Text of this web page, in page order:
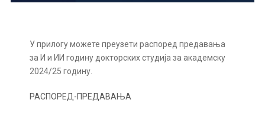
У прилогу можете преузети распоред предавања
за И и ИИ годину докторских студија за академску
2024/25 годину.
РАСПОРЕД-ПРЕДАВАЊА